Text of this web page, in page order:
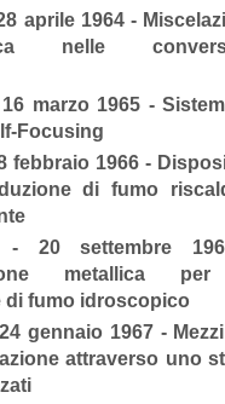
aprile 1964 -
nelle
marzo 1965 -
Focusing
febbraio 1966 -
di fumo
settembre
metallica
di fumo idroscopico
gennaio 1967 -
attraverso uno